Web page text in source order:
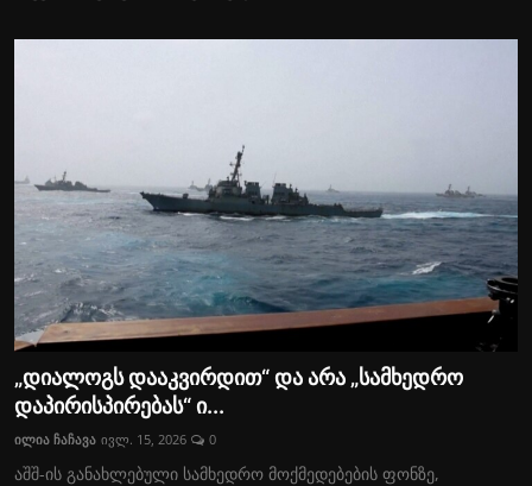
„დიალოგს დააკვირდით“ და არა „სამხედრო
დაპირისპირებას“ ი...
ილია ჩაჩავა ივლ. 15, 2026 0
აშშ-ის განახლებული სამხედრო მოქმედებების ფონზე,